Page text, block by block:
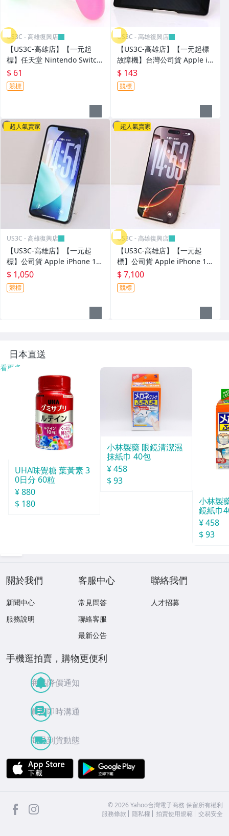
US3C - 高雄復興店
【US3C-高雄店】【一元起
標】任天堂 Nintendo Switch
Pro HAC-013 漆彈大作戰2 專
業控制器 動作感應器 HD震動
$ 61
競標
US3C - 高雄復興店
【US3C-高雄店】【一元起標
故障機】台灣公司貨 Apple iP
ad 8 32G WiFi 太空灰 10.2吋
A12仿生晶片 平板電腦
$ 143
競標
超人氣賣家
US3C - 高雄復興店
【US3C-高雄店】【一元起
標】公司貨 Apple iPhone 11
Pro Max 512GB 夜幕綠 6.5吋
A13仿生晶片 4G手機 二手手
機
$ 1,050
競標
超人氣賣家
US3C - 高雄復興店
【US3C-高雄店】【一元起
標】公司貨 Apple iPhone 16
Pro 256G 沙漠色鈦金屬 A18 P
ro晶片 6.3吋 相機控制按鈕 全
新混音功能
$ 7,100
競標
日本直送
看更多
UHA味覺糖 葉黃素 3
0日分 60粒
¥ 880
$ 180
小林製藥 眼鏡清潔濕
抹紙巾 40包
¥ 458
$ 93
小林製
鏡紙巾
¥ 458
$ 93
關於我們
新聞中心
服務說明
客服中心
常見問答
聯絡客服
最新公告
聯絡我們
人才招募
手機逛拍賣，購物更便利
商品降價通知
買賣即時溝通
商品到貨動態
APP Store
facebook ©2026 Yahoo台灣電子商務 保留所有權利
服務條款
隱私權 拍賣使用規範 交易安全